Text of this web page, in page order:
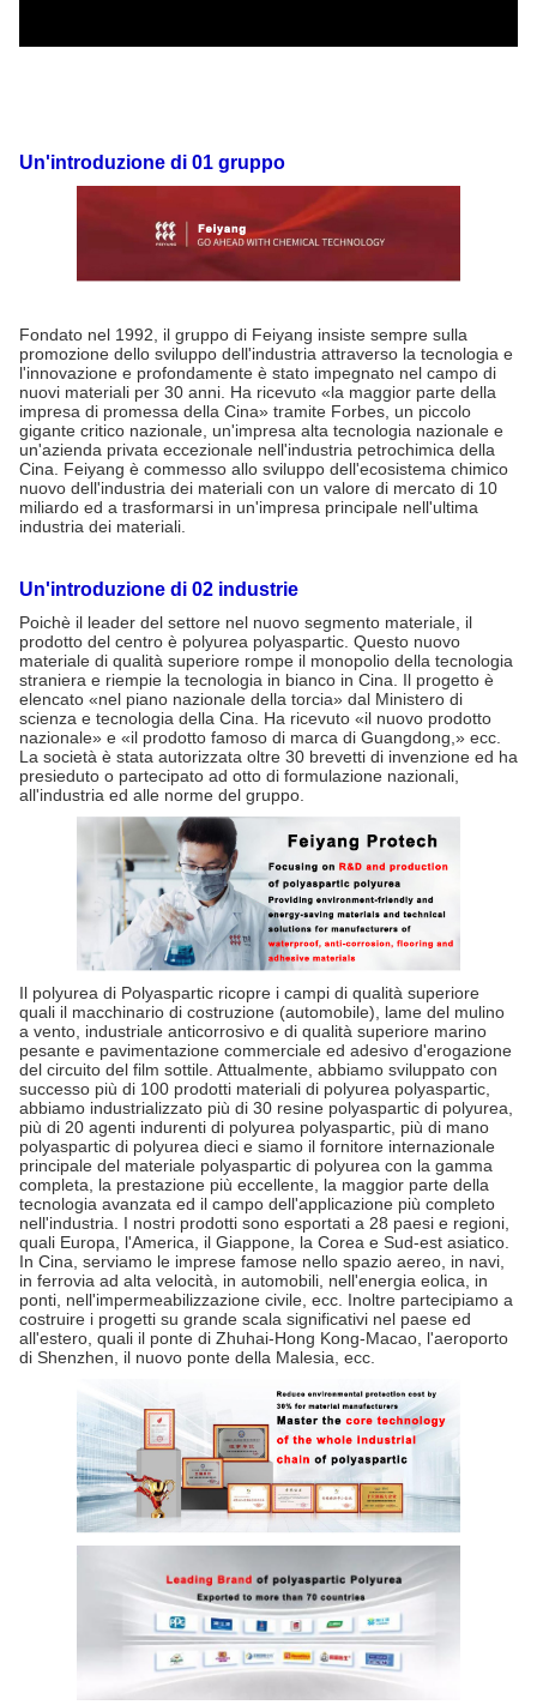
Un'introduzione di 01 gruppo
Fondato nel 1992, il gruppo di Feiyang insiste sempre sulla
promozione dello sviluppo dell'industria attraverso la tecnologia e
l'innovazione e profondamente è stato impegnato nel campo di
nuovi materiali per 30 anni. Ha ricevuto «la maggior parte della
impresa di promessa della Cina» tramite Forbes, un piccolo
gigante critico nazionale, un'impresa alta tecnologia nazionale e
un'azienda privata eccezionale nell'industria petrochimica della
Cina. Feiyang è commesso allo sviluppo dell'ecosistema chimico
nuovo dell'industria dei materiali con un valore di mercato di 10
miliardo ed a trasformarsi in un'impresa principale nell'ultima
industria dei materiali.
Un'introduzione di 02 industrie
Poichè il leader del settore nel nuovo segmento materiale, il
prodotto del centro è polyurea polyaspartic. Questo nuovo
materiale di qualità superiore rompe il monopolio della tecnologia
straniera e riempie la tecnologia in bianco in Cina. Il progetto è
elencato «nel piano nazionale della torcia» dal Ministero di
scienza e tecnologia della Cina. Ha ricevuto «il nuovo prodotto
nazionale» e «il prodotto famoso di marca di Guangdong,» ecc.
La società è stata autorizzata oltre 30 brevetti di invenzione ed ha
presieduto o partecipato ad otto di formulazione nazionali,
all'industria ed alle norme del gruppo.
Il polyurea di Polyaspartic ricopre i campi di qualità superiore
quali il macchinario di costruzione (automobile), lame del mulino
a vento, industriale anticorrosivo e di qualità superiore marino
pesante e pavimentazione commerciale ed adesivo d'erogazione
del circuito del film sottile. Attualmente, abbiamo sviluppato con
successo più di 100 prodotti materiali di polyurea polyaspartic,
abbiamo industrializzato più di 30 resine polyaspartic di polyurea,
più di 20 agenti indurenti di polyurea polyaspartic, più di mano
polyaspartic di polyurea dieci e siamo il fornitore internazionale
principale del materiale polyaspartic di polyurea con la gamma
completa, la prestazione più eccellente, la maggior parte della
tecnologia avanzata ed il campo dell'applicazione più completo
nell'industria. I nostri prodotti sono esportati a 28 paesi e regioni,
quali Europa, l'America, il Giappone, la Corea e Sud-est asiatico.
In Cina, serviamo le imprese famose nello spazio aereo, in navi,
in ferrovia ad alta velocità, in automobili, nell'energia eolica, in
ponti, nell'impermeabilizzazione civile, ecc. Inoltre partecipiamo a
costruire i progetti su grande scala significativi nel paese ed
all'estero, quali il ponte di Zhuhai-Hong Kong-Macao, l'aeroporto
di Shenzhen, il nuovo ponte della Malesia, ecc.